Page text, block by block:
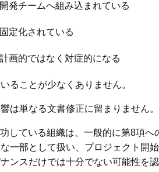
発チームへ組み込まれている
定化されている
画的ではなく対症的になる
ることが少なくありません。
は単なる文書修正に留まりません。
している組織は、一般的に第8項
一部として扱い、プロジェクト開
ンスだけでは十分でない可能性を